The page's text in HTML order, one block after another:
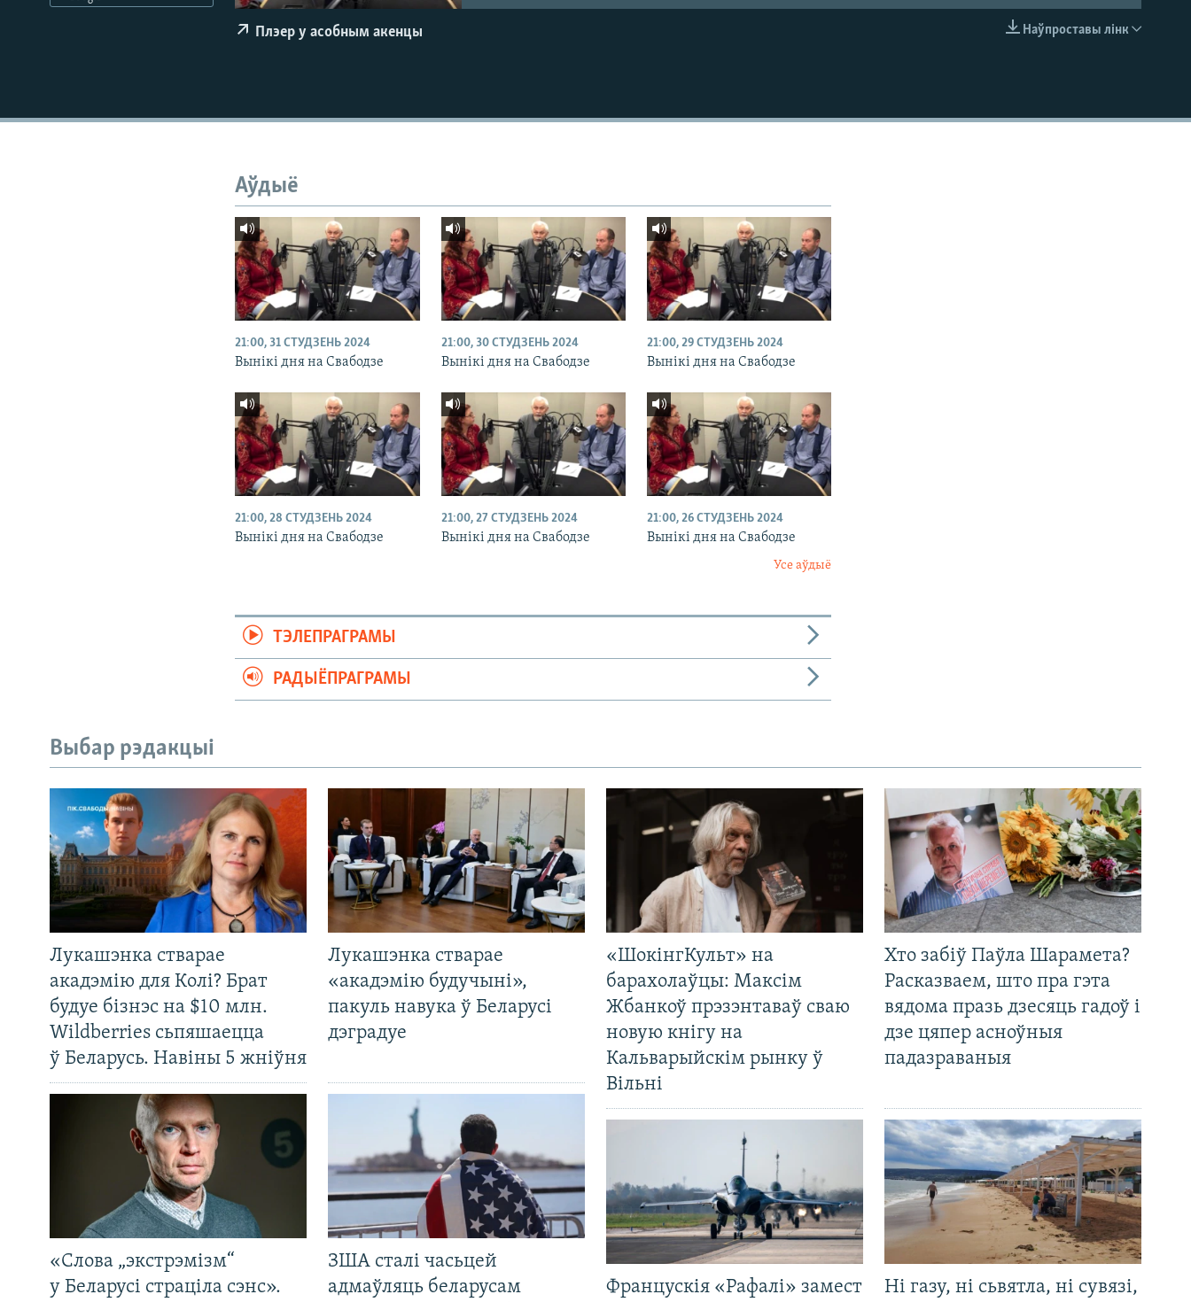
Наўпроставы лінк
Плэер у асобным акенцы
Аўдыё
21:00, 31 СТУДЗЕНЬ 2024
Вынікі дня на Свабодзе
21:00, 30 СТУДЗЕНЬ 2024
Вынікі дня на Свабодзе
21:00, 29 СТУДЗЕНЬ 2024
Вынікі дня на Свабодзе
21:00, 28 СТУДЗЕНЬ 2024
Вынікі дня на Свабодзе
21:00, 27 СТУДЗЕНЬ 2024
Вынікі дня на Свабодзе
21:00, 26 СТУДЗЕНЬ 2024
Вынікі дня на Свабодзе
Усе аўдыё
ТЭЛЕПРАГРАМЫ
РАДЫЁПРАГРАМЫ
Выбар рэдакцыі
Лукашэнка стварае
акадэмію для Колі? Брат
будуе бізнэс на $10 млн.
Wildberries сьпяшаецца
ў Беларусь. Навіны 5 жніўня
Лукашэнка стварае
«акадэмію будучыні»,
пакуль навука ў Беларусі
дэградуе
«Слова „экстрэмізм“
у Беларусі страціла сэнс».
ЗША сталі часьцей
адмаўляць беларусам
«ШокінгКульт» на
барахолаўцы: Максім
Жбанкоў прэзэнтаваў сваю
новую кнігу на
Кальварыйскім рынку ў
Вільні
Хто забіў Паўла Шарамета?
Расказваем, што пра гэта
вядома празь дзесяць гадоў і
дзе цяпер асноўныя
падазраваныя
Францускія «Рафалі» замест
Ні газу, ні сьвятла, ні сувязі,